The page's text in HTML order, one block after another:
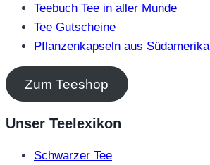
Teebuch Tee in aller Munde
Tee Gutscheine
Pflanzenkapseln aus Südamerika
Zum Teeshop
Unser Teelexikon
Schwarzer Tee